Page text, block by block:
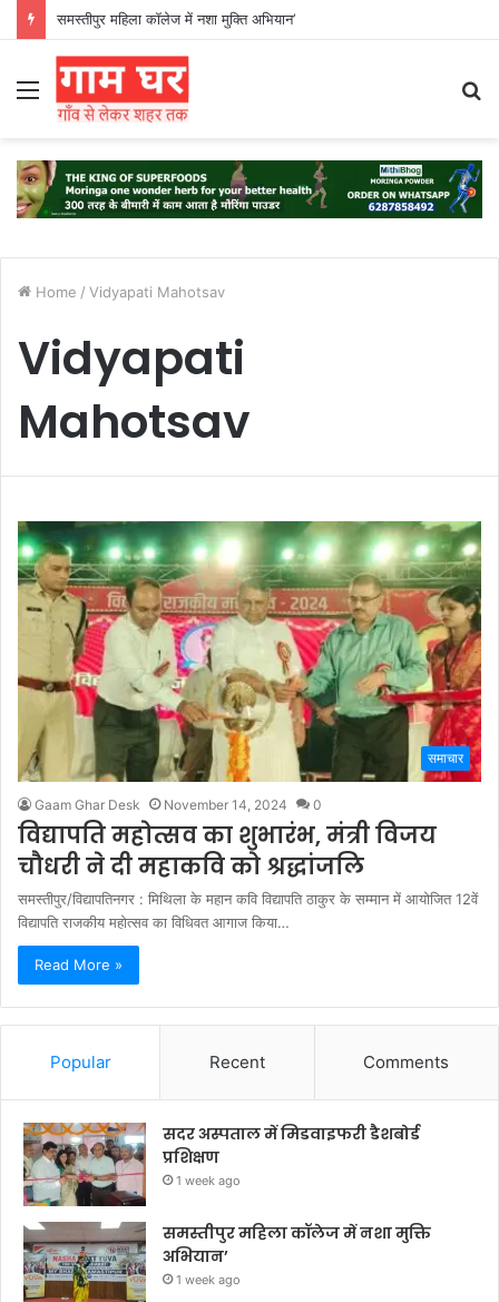
समस्तीपुर महिला कॉलेज में नशा मुक्ति अभियान’
Menu
Home / Vidyapati Mahotsav
Vidyapati
Mahotsav
समाचार
Gaam Ghar Desk November 14, 2024 0
विद्यापति महोत्सव का शुभारंभ, मंत्री विजय
चौधरी ने दी महाकवि को श्रद्धांजलि
समस्तीपुर/विद्यापतिनगर : मिथिला के महान कवि विद्यापति ठाकुर के सम्मान में आयोजित 12वें
विद्यापति राजकीय महोत्सव का विधिवत आगाज किया…
Read More »
Popular Recent Comments
सदर अस्पताल में मिडवाइफरी डैशबोर्ड
प्रशिक्षण
1 week ago
समस्तीपुर महिला कॉलेज में नशा मुक्ति
अभियान’
1 week ago